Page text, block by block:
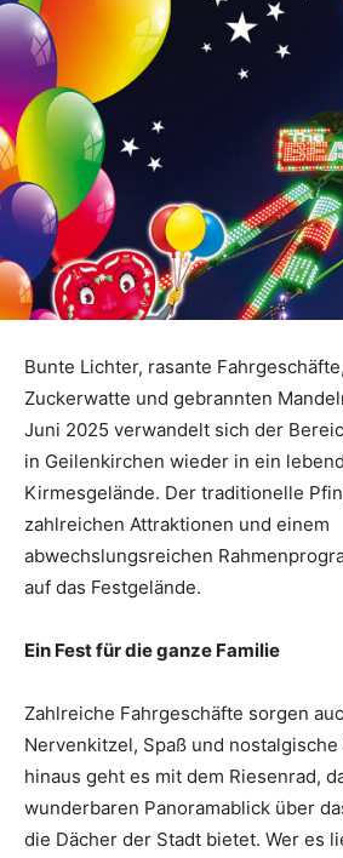
Bunte Lichter, rasante
Zuckerwatte und gebrannten
Juni 2025 verwandelt sich der
in Geilenkirchen wieder in ein
Kirmesgelände. Der traditionelle
zahlreichen Attraktionen und einem
abwechslungsreichen
auf das Festgelände.
Ein Fest für die ganze Familie
Zahlreiche Fahrgeschäfte sorgen
Nervenkitzel, Spaß und
hinaus geht es mit dem Riesenrad,
wunderbaren Panoramablick über
die Dächer der Stadt bietet. Wer es